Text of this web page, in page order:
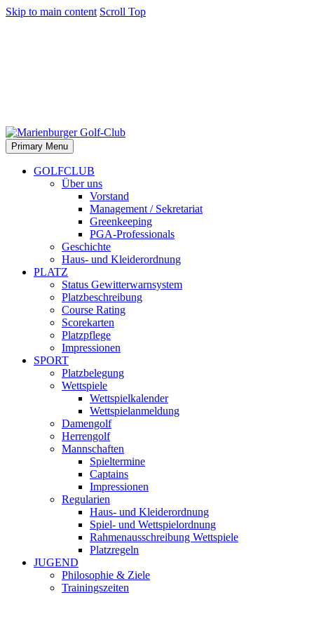
Skip to main content Scroll Top
Primary Menu
GOLFCLUB
Über uns
Vorstand
Management / Sekretariat
Greenkeeping
PGA-Professionals
Geschichte
Haus- und Kleiderordnung
PLATZ
Status Gewitterwarnsystem
Platzbeschreibung
Course Rating
Scorekarten
Platzpflege
Impressionen
SPORT
Platzbelegung
Wettspiele
Wettspielkalender
Wettspielanmeldung
Damengolf
Herrengolf
Mannschaften
Spieltermine
Captains
Impressionen
Regularien
Haus- und Kleiderordnung
Spiel- und Wettspielordnung
Rahmenausschreibung Wettspiele
Platzregeln
JUGEND
Philosophie & Ziele
Trainingszeiten